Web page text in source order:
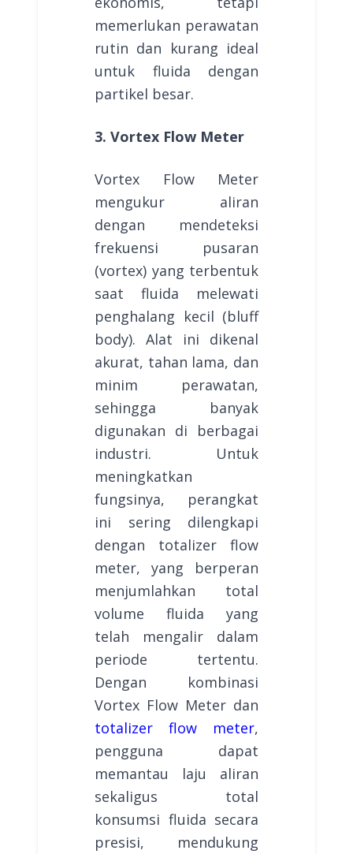
memerlukan perawatan
rutin dan kurang ideal
untuk fluida dengan
partikel besar.
3. Vortex Flow Meter
Vortex Flow Meter
mengukur aliran
dengan mendeteksi
frekuensi pusaran
(vortex) yang terbentuk
saat fluida melewati
penghalang kecil (bluff
body). Alat ini dikenal
akurat, tahan lama, dan
minim perawatan,
sehingga banyak
digunakan di berbagai
industri. Untuk
meningkatkan
fungsinya, perangkat
ini sering dilengkapi
dengan totalizer flow
meter, yang berperan
menjumlahkan total
volume fluida yang
telah mengalir dalam
periode tertentu.
Dengan kombinasi
Vortex Flow Meter dan
totalizer flow meter,
pengguna dapat
memantau laju aliran
sekaligus total
konsumsi fluida secara
presisi, mendukung